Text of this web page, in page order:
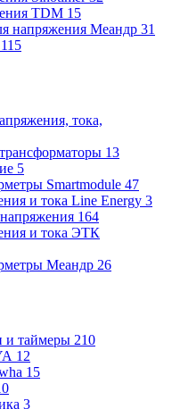
TDM 15
напряжения Меандр 31
115
тока,
13
5
Smartmodule 47
и тока Line Energy 3
164
и тока ЭТК
Меандр 26
и таймеры 210
12
15
3